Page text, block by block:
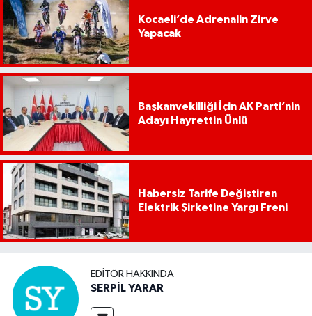
Kocaeli’de Adrenalin Zirve
Yapacak
Başkanvekilliği İçin AK Parti’nin
Adayı Hayrettin Ünlü
Habersiz Tarife Değiştiren
Elektrik Şirketine Yargı Freni
EDITÖR HAKKINDA
SERPİL YARAR